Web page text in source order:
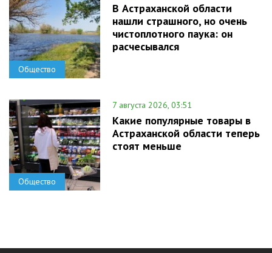
Общество
В Астраханской области
нашли страшного, но очень
чистоплотного паука: он
расчесывался
Общество
7 августа 2026, 03:51
Какие популярные товары в
Астраханской области теперь
стоят меньше